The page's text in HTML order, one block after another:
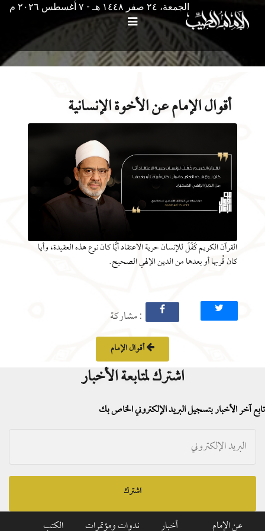
الجمعة، ٢٤ صفر ١٤٤٨ هـ - ۷ أغسطس ۲۰۲٦ م
أقوال الإمام عن الأخوة الإنسانية
القرآن الكريم كَفَلَ للإنسان حرية الاعتقاد أيًّا كان نوع هذه العقيدة، وأيا
كان قُربها أو بعدها من الدين الإلهي الصحيح.
: مشاركة
أقوال الإمام
اشترك لمتابعة الأخبار
تابع آخر الأخبار بتسجيل البريد الإلكتروني الخاص بك
اشترك
عن الإمام أخبار ندوات ومؤتمرات الكتب